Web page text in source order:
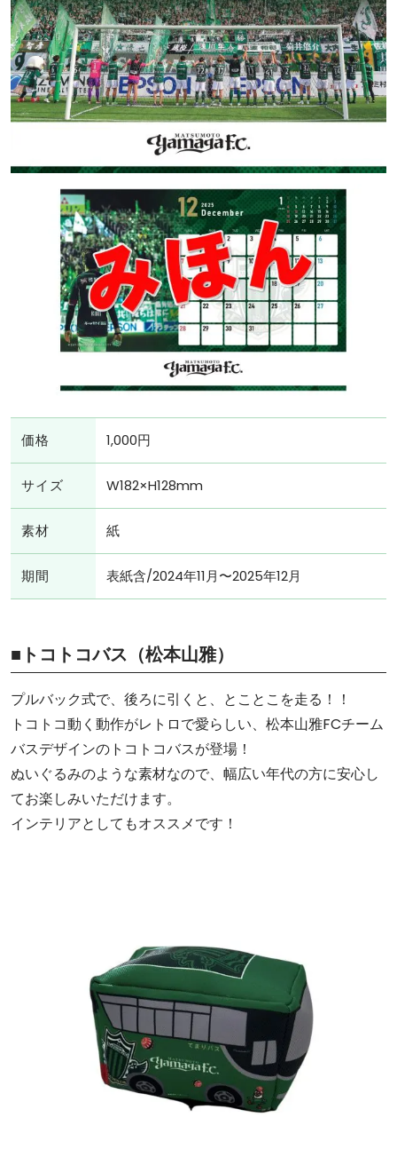
価格 1,000円
サイズ W182×H128mm
素材 紙
期間 表紙含/2024年11月〜2025年12月
■トコトコバス（松本山雅）
プルバック式で、後ろに引くと、とことこを走る！！
トコトコ動く動作がレトロで愛らしい、松本山雅FCチーム
バスデザインのトコトコバスが登場！
ぬいぐるみのような素材なので、幅広い年代の方に安心し
てお楽しみいただけます。
インテリアとしてもオススメです！